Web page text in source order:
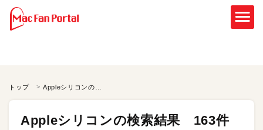
トップ
Appleシリコンの検索結果 163件